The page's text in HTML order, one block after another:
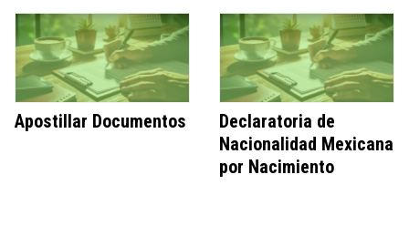
Apostillar Documentos
Declaratoria de
Nacionalidad Mexicana
por Nacimiento